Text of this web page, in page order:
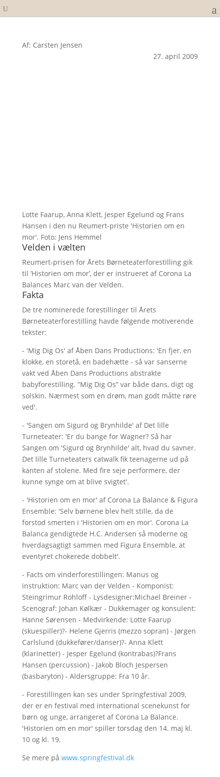
Af: Carsten Jensen
27. april 2009
Lotte Faarup, Anna Klett, Jesper Egelund og Frans
Hansen i den nu Reumert-priste 'Historien om en
mor'. Foto: Jens Hemmel
Velden i vælten
Reumert-prisen for Årets Børneteaterforestilling gik
til ’Historien om mor’, der er instrueret af Corona La
Balances Marc van der Velden.
Fakta
De tre nominerede forestillinger til Årets
Børneteaterforestilling havde følgende motiverende
tekster:
- 'Mig Dig Os' af Åben Dans Productions: 'En fjer, en
klokke, en storetå, en badehætte - så var sanserne
vakt ved Åben Dans Productions abstrakte
babyforestilling. ”Mig Dig Os” var både dans, digt og
solskin. Nærmest som en drøm, man godt måtte røre
ved'.
- 'Sangen om Sigurd og Brynhilde' af Det lille
Turneteater: 'Er du bange for Wagner? Så har
Sangen om 'Sigurd og Brynhilde' alt, hvad du savner.
Det lille Turneteaters catwalk fik teenagerne ud på
kanten af stolene. Med fire seje performere, der
kunne synge om at blive svigtet'.
- 'Historien om en mor' af Corona La Balance & Figura
Ensemble: 'Selv børnene blev helt stille, da de
forstod smerten i 'Historien om en mor'. Corona La
Balanca gendigtede H.C. Andersen så moderne og
hverdagsagtigt sammen med Figura Ensemble, at
eventyret chokerede dobbelt'.
- Facts om vinderforestillingen: Manus og
instruktion: Marc van der Velden - Komponist:
Steingrimur Rohloff - Lysdesigner:Michael Breiner -
Scenograf: Johan Kølkær - Dukkemager og konsulent:
Hanne Sørensen - Medvirkende: Lotte Faarup
(skuespiller)?- Helene Gjerris (mezzo sopran) - Jørgen
Carlslund (dukkefører/danser)?- Anna Klett
(klarinetter) - Jesper Egelund (kontrabas)?Frans
Hansen (percussion) - Jakob Bloch Jespersen
(basbaryton) - Aldersgruppe: Fra 10 år.
- Forestillingen kan ses under Springfestival 2009,
der er en festival med international scenekunst for
børn og unge, arrangeret af Corona La Balance.
'Historien om en mor' spiller torsdag den 14. maj kl.
10 og kl. 19.
Se mere på www.springfestival.dk